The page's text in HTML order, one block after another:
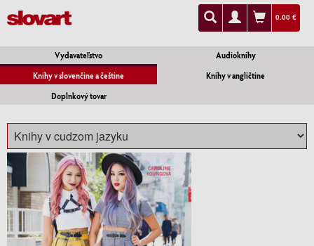
0.00 €
Vydavateľstvo
Audioknihy
Knihy v slovenčine a češtine
Knihy v angličtine
Doplnkový tovar